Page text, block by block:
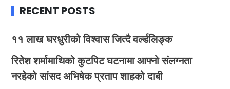
RECENT POSTS
११ लाख घरधुरीको विश्वास जित्दै वर्ल्डलिङ्क
रितेश शर्मामाथिको कुटपिट घटनामा आफ्नो संलग्नता
नरहेको सांसद अभिषेक प्रताप शाहको दाबी